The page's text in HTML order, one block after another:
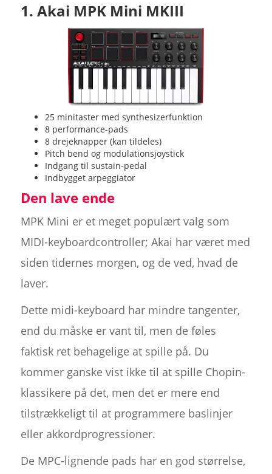
1. Akai MPK Mini MKIII
25 minitaster med synthesizerfunktion
8 performance-pads
8 drejeknapper (kan tildeles)
Pitch bend og modulationsjoystick
Indgang til sustain-pedal
Indbygget arpeggiator
Den lave ende
MPK Mini er et meget populært valg som
MIDI-keyboardcontroller; Akai har været med
siden tidernes morgen, og de ved, hvad de
laver.
Dette midi-keyboard har mindre tangenter,
end du måske er vant til, men de føles
faktisk ret behagelige at spille på. Du
kommer ganske vist ikke til at spille Chopin-
klassikere på det, men det er mere end
tilstrækkeligt til at programmere baslinjer
eller akkordprogressioner.
De MPC-lignende pads har en god størrelse,